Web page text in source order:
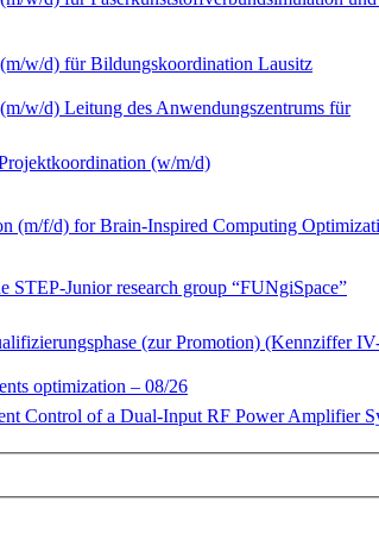
w/d) für Bildungskoordination Lausitz
w/d) Leitung des Anwendungszentrums für
(w/m/d)
(m/f/d) for Brain-Inspired Computing
STEP-Junior research group “FUNgiSpace”
(zur Promotion) (Kennziffer
optimization – 08/26
Control of a Dual-Input RF Power Amplifier